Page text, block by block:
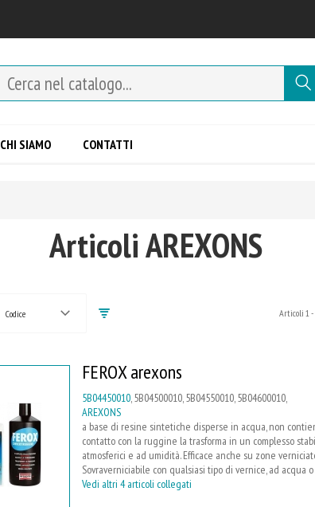
CHI SIAMO CONTATTI
Articoli AREXONS
Codice Articoli 1-
FEROX arexons
5B04450010, 5B04500010, 5B04550010, 5B04600010,
AREXONS
a base di resine sintetiche disperse in acqua, non
contatto con la ruggine la trasforma in un complesso
atmosferici e ad umidità. Efficace anche su zone
Sovraverniciabile con qualsiasi tipo di vernice, ad acqua
Vedi altri 4 articoli collegati